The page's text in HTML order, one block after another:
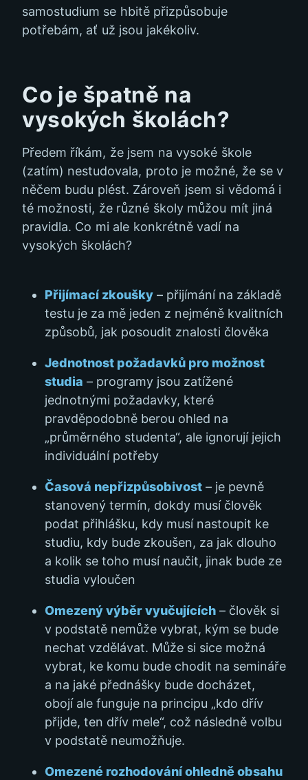
samostudium se hbitě přizpůsobuje
potřebám, ať už jsou jakékoliv.
Co je špatně na
vysokých školách?
Předem říkám, že jsem na vysoké škole
(zatím) nestudovala, proto je možné, že se v
něčem budu plést. Zároveň jsem si vědomá i
té možnosti, že různé školy můžou mít jiná
pravidla. Co mi ale konkrétně vadí na
vysokých školách?
Přijímací zkoušky – přijímání na základě
testu je za mě jeden z nejméně kvalitních
způsobů, jak posoudit znalosti člověka
Jednotnost požadavků pro možnost
studia – programy jsou zatížené
jednotnými požadavky, které
pravděpodobně berou ohled na
„průměrného studenta“, ale ignorují jejich
individuální potřeby
Časová nepřizpůsobivost – je pevně
stanovený termín, dokdy musí člověk
podat přihlášku, kdy musí nastoupit ke
studiu, kdy bude zkoušen, za jak dlouho
a kolik se toho musí naučit, jinak bude ze
studia vyloučen
Omezený výběr vyučujících – člověk si
v podstatě nemůže vybrat, kým se bude
nechat vzdělávat. Může si sice možná
vybrat, ke komu bude chodit na semináře
a na jaké přednášky bude docházet,
obojí ale funguje na principu „kdo dřív
přijde, ten dřív mele“, což následně volbu
v podstatě neumožňuje.
Omezené rozhodování ohledně obsahu